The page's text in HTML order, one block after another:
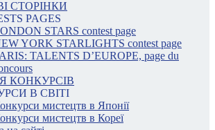
СТОРІНКИ
PAGES
STARS contest page
YORK STARLIGHTS contest page
TALENTS D’EUROPE, page du
КОНКУРСІВ
В СВІТІ
мистецтв в Японії
мистецтв в Кореї